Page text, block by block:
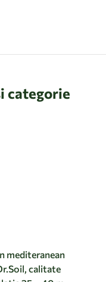
categorie
mediteranean
calitate